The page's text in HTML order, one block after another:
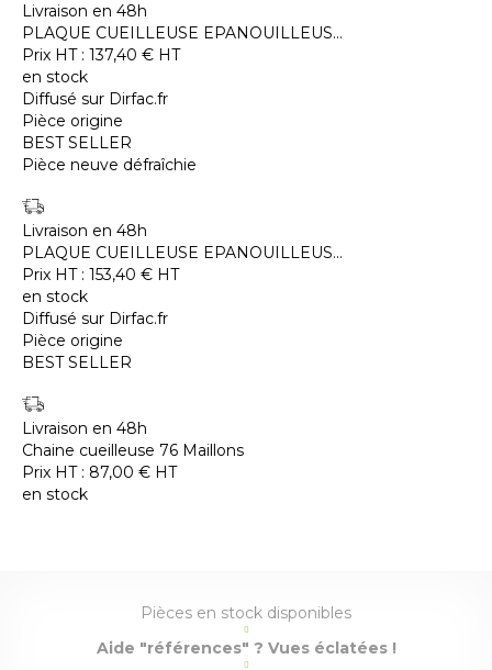
Livraison en 48h
PLAQUE CUEILLEUSE EPANOUILLEUS...
Prix HT : 137,40 € HT
en stock
Diffusé sur Dirfac.fr
Pièce origine
BEST SELLER
Pièce neuve défraîchie
Livraison en 48h
PLAQUE CUEILLEUSE EPANOUILLEUS...
Prix HT : 153,40 € HT
en stock
Diffusé sur Dirfac.fr
Pièce origine
BEST SELLER
Livraison en 48h
Chaine cueilleuse 76 Maillons
Prix HT : 87,00 € HT
en stock
Pièces en stock disponibles
Aide "références" ? Vues éclatées !